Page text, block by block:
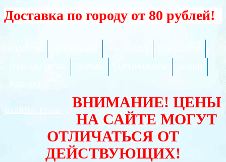
Доставка по городу от 80 рублей!
ВАЛЮТА:
ВНИМАНИЕ! ЦЕНЫ
НА САЙТЕ МОГУТ
ОТЛИЧАТЬСЯ ОТ
ДЕЙСТВУЮЩИХ!